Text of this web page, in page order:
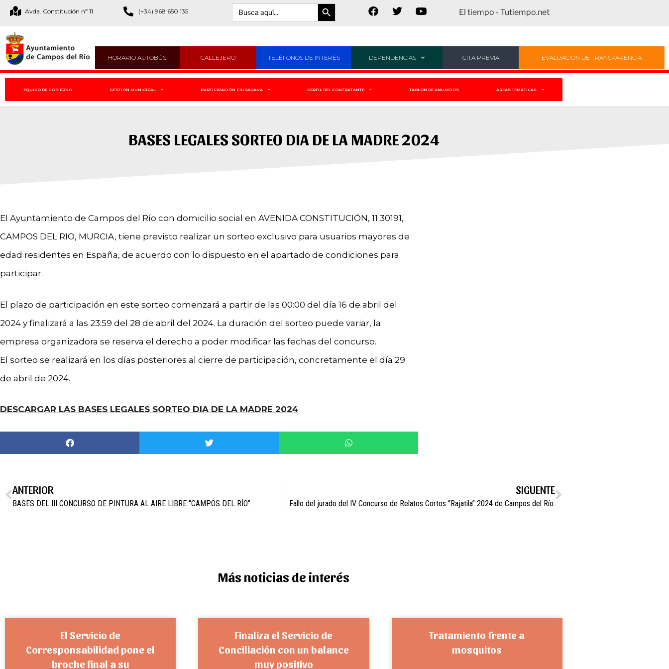
Avda. Constitución nº 11 (+34) 968 650 135 Buscar:
Botón de búsqueda
El tiempo - Tutiempo.net
HORARIO AUTOBÚS CALLEJERO TELÉFONOS DE INTERÉS DEPENDENCIAS CITA PREVIA EVALUACIÓN DE TRANSPARENCIA
EQUIPO DE GOBIERNO GESTIÓN MUNICIPAL PARTICIPACIÓN CIUDADANA PERFIL DEL CONTRATANTE TABLÓN DE ANUNCIOS ÁREAS TEMÁTICAS
BASES LEGALES SORTEO DIA DE LA MADRE 2024
El Ayuntamiento de Campos del Río con domicilio social en AVENIDA CONSTITUCIÓN, 11 30191,
CAMPOS DEL RIO, MURCIA, tiene previsto realizar un sorteo exclusivo para usuarios mayores de
edad residentes en España, de acuerdo con lo dispuesto en el apartado de condiciones para
participar.
El plazo de participación en este sorteo comenzará a partir de las 00:00 del día 16 de abril del
2024 y finalizará a las 23:59 del 28 de abril del 2024. La duración del sorteo puede variar, la
empresa organizadora se reserva el derecho a poder modificar las fechas del concurso.
El sorteo se realizará en los días posteriores al cierre de participación, concretamente el día 29
de abril de 2024.
DESCARGAR LAS BASES LEGALES SORTEO DIA DE LA MADRE 2024
ANTERIOR
BASES DEL III CONCURSO DE PINTURA AL AIRE LIBRE “CAMPOS DEL RÍO”.
SIGUENTE
Fallo del jurado del IV Concurso de Relatos Cortos “Rajatila” 2024 de Campos del Río.
Más noticias de interés
El Servicio de
Corresponsabilidad pone el
broche final a su
Finaliza el Servicio de
Conciliación con un balance
muy positivo
Tratamiento frente a
mosquitos